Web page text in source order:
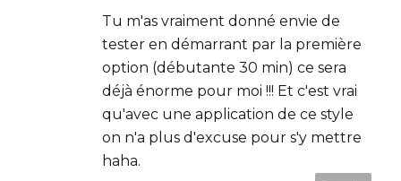
Tu m'as vraiment donné envie de
tester en démarrant par la première
option (débutante 30 min) ce sera
déjà énorme pour moi !!! Et c'est vrai
qu'avec une application de ce style
on n'a plus d'excuse pour s'y mettre
haha.